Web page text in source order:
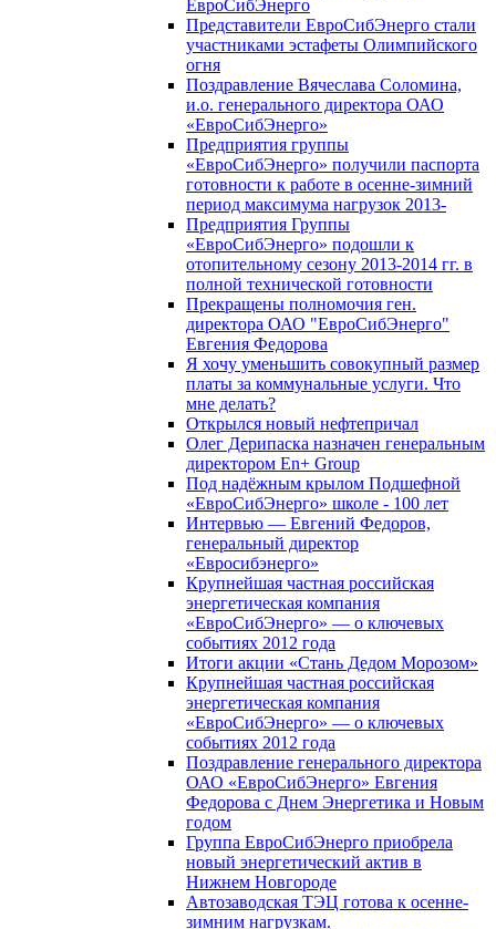
ЕвроСибЭнерго
Представители ЕвроСибЭнерго стали
участниками эстафеты Олимпийского
огня
Поздравление Вячеслава Соломина,
и.о. генерального директора ОАО
«ЕвроСибЭнерго»
Предприятия группы
«ЕвроСибЭнерго» получили паспорта
готовности к работе в осенне-зимний
период максимума нагрузок 2013-
Предприятия Группы
«ЕвроСибЭнерго» подошли к
отопительному сезону 2013-2014 гг. в
полной технической готовности
Прекращены полномочия ген.
директора ОАО "ЕвроСибЭнерго"
Евгения Федорова
Я хочу уменьшить совокупный размер
платы за коммунальные услуги. Что
мне делать?
Открылся новый нефтепричал
Олег Дерипаска назначен генеральным
директором En+ Group
Под надёжным крылом Подшефной
«ЕвроСибЭнерго» школе - 100 лет
Интервью — Евгений Федоров,
генеральный директор
«Евросибэнерго»
Крупнейшая частная российская
энергетическая компания
«ЕвроСибЭнерго» — о ключевых
событиях 2012 года
Итоги акции «Стань Дедом Морозом»
Крупнейшая частная российская
энергетическая компания
«ЕвроСибЭнерго» — о ключевых
событиях 2012 года
Поздравление генерального директора
ОАО «ЕвроСибЭнерго» Евгения
Федорова с Днем Энергетика и Новым
годом
Группа ЕвроСибЭнерго приобрела
новый энергетический актив в
Нижнем Новгороде
Автозаводская ТЭЦ готова к осенне-
зимним нагрузкам.